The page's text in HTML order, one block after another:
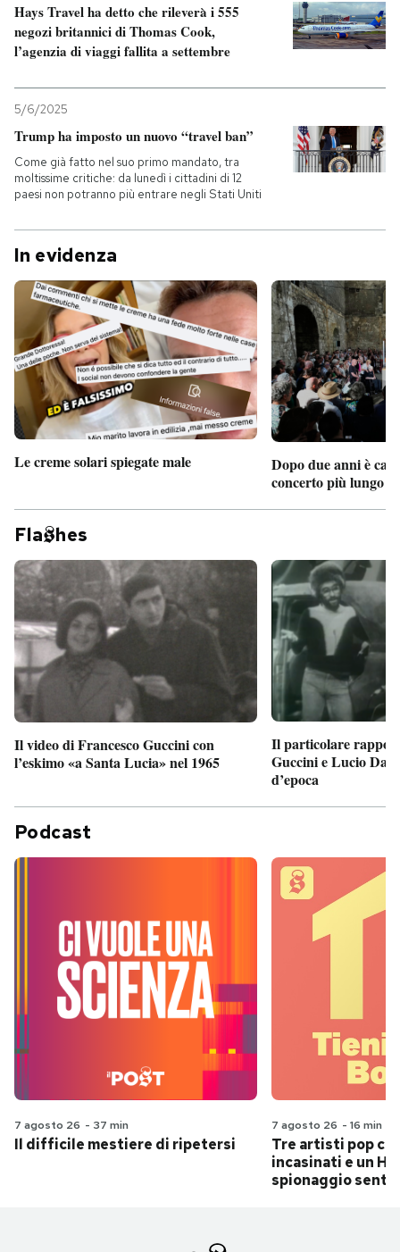
Hays Travel ha detto che rileverà i 555
negozi britannici di Thomas Cook,
l’agenzia di viaggi fallita a settembre
5/6/2025
Trump ha imposto un nuovo “travel ban”
Come già fatto nel suo primo mandato, tra
moltissime critiche: da lunedì i cittadini di 12
paesi non potranno più entrare negli Stati Uniti
In evidenza
Le creme solari spiegate male
Dopo due anni è
concerto più lungo
Fla hes
Il video di Francesco Guccini con
l’eskimo «a Santa Lucia» nel 1965
Il particolare
Guccini e Lucio
d’epoca
Podcast
7 agosto 26 - 37 min
Il difficile mestiere di ripetersi
7 agosto 26 - 16 min
Tre artisti pop
incasinati e un
spionaggio